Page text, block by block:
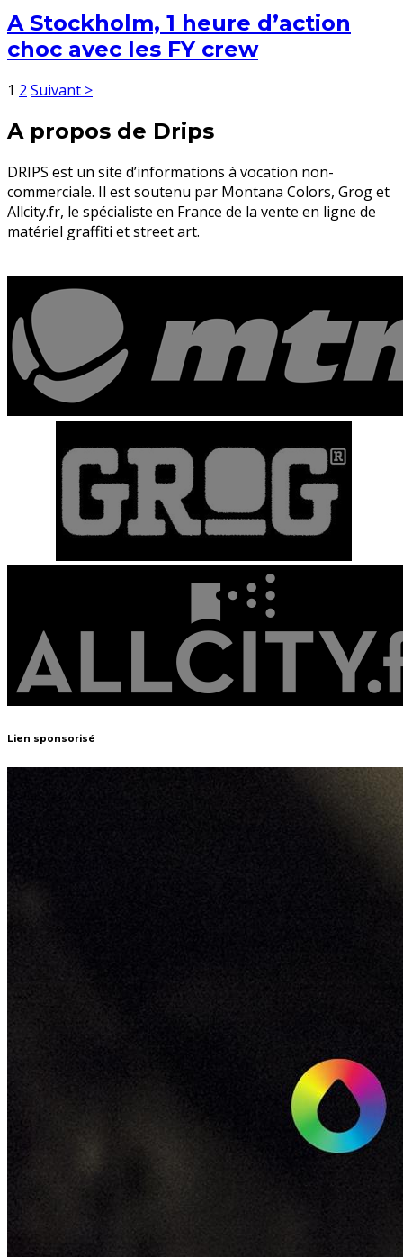
A Stockholm, 1 heure d’action
choc avec les FY crew
1 2 Suivant >
A propos de Drips
DRIPS est un site d’informations à vocation non-
commerciale. Il est soutenu par Montana Colors, Grog et
Allcity.fr, le spécialiste en France de la vente en ligne de
matériel graffiti et street art.
Lien sponsorisé